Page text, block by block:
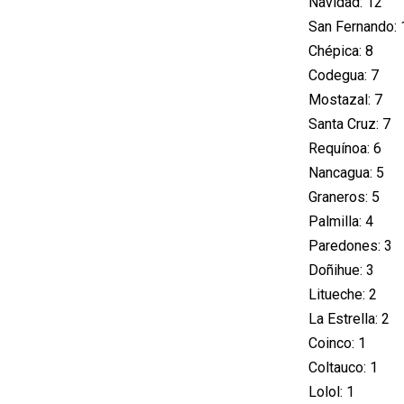
San Fernando:
Chépica: 8
Codegua: 7
Mostazal: 7
Santa Cruz: 7
Requínoa: 6
Nancagua: 5
Graneros: 5
Palmilla: 4
Paredones: 3
Doñihue: 3
Litueche: 2
La Estrella: 2
Coinco: 1
Coltauco: 1
Lolol: 1